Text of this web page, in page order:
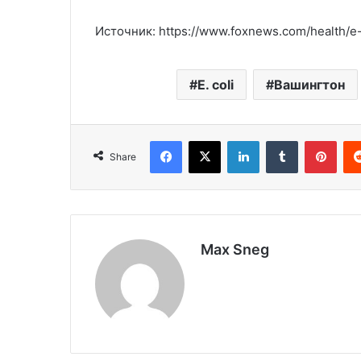
Источник: https://www.foxnews.com/
E. coli Вашингтон
Share
Max Sneg